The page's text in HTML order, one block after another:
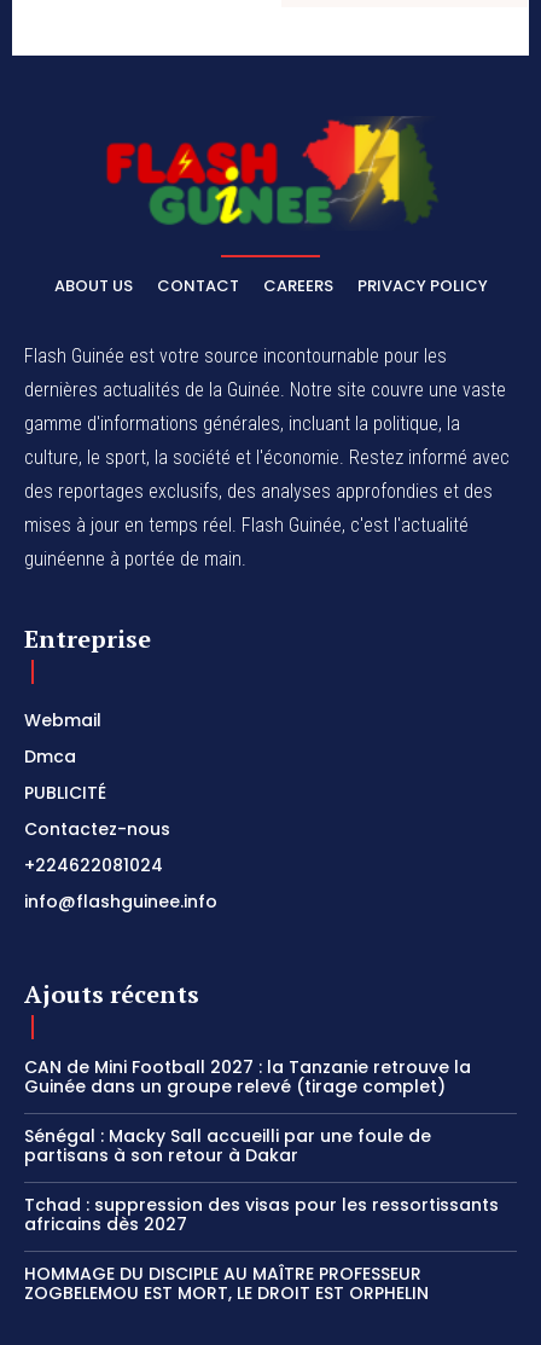
ABOUT US CONTACT CAREERS PRIVACY POLICY
Flash Guinée est votre source incontournable pour les
dernières actualités de la Guinée. Notre site couvre une vaste
gamme d'informations générales, incluant la politique, la
culture, le sport, la société et l'économie. Restez informé avec
des reportages exclusifs, des analyses approfondies et des
mises à jour en temps réel. Flash Guinée, c'est l'actualité
guinéenne à portée de main.
Entreprise
Webmail
Dmca
PUBLICITÉ
Contactez-nous
+224622081024
info@flashguinee.info
Ajouts récents
CAN de Mini Football 2027 : la Tanzanie retrouve la
Guinée dans un groupe relevé (tirage complet)
Sénégal : Macky Sall accueilli par une foule de
partisans à son retour à Dakar
Tchad : suppression des visas pour les ressortissants
africains dès 2027
HOMMAGE DU DISCIPLE AU MAÎTRE PROFESSEUR
ZOGBELEMOU EST MORT, LE DROIT EST ORPHELIN